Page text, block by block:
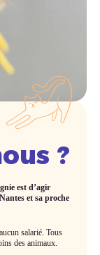
?
est d’agir
et sa proche
salarié. Tous
des animaux.